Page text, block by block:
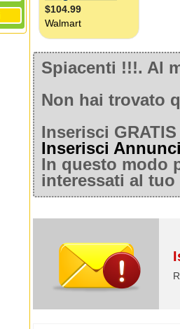
Spiacenti !!!. Al
Non hai trovato
Inserisci
Inserisci
In questo modo
interessati al